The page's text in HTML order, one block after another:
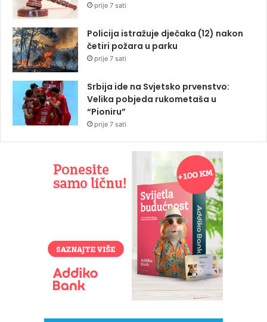
prije 7 sati
Policija istražuje dječaka (12) nakon
četiri požara u parku
prije 7 sati
Srbija ide na Svjetsko prvenstvo:
Velika pobjeda rukometaša u
“Pioniru”
prije 7 sati